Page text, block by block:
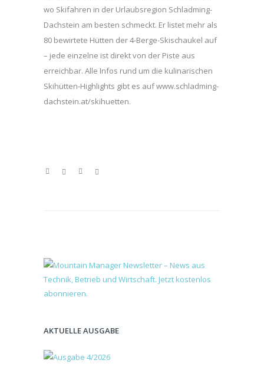
wo Skifahren in der Urlaubsregion Schladming-
Dachstein am besten schmeckt. Er listet mehr als
80 bewirtete Hütten der 4-Berge-Skischaukel auf
– jede einzelne ist direkt von der Piste aus
erreichbar. Alle Infos rund um die kulinarischen
Skihütten-Highlights gibt es auf www.schladming-
dachstein.at/skihuetten.
AKTUELLE AUSGABE